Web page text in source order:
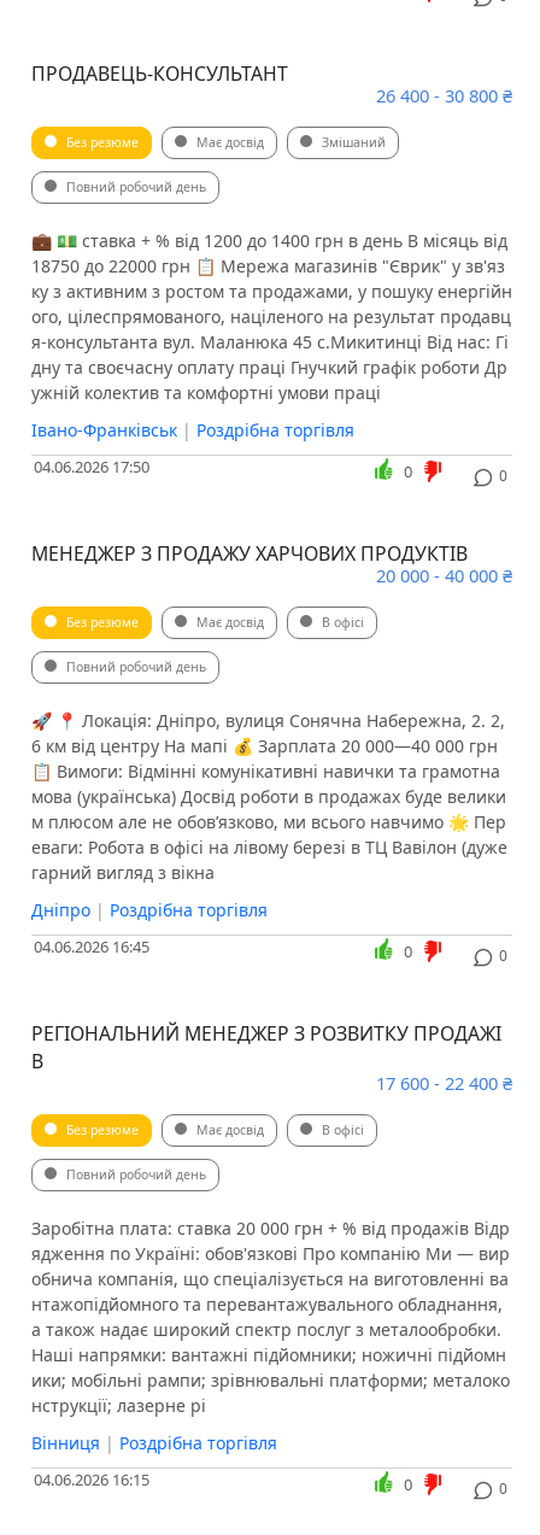
ПРОДАВЕЦЬ-КОНСУЛЬТАНТ
26 400 - 30 800 ₴
Без резюме Має досвід Змішаний
Повний робочий день
💼 💵 ставка + % від 1200 до 1400 грн в день В місяць від
18750 до 22000 грн 📋 Мережа магазинів "Єврик" у зв'яз
ку з активним з ростом та продажами, у пошуку енергійн
ого, цілеспрямованого, націленого на результат продавц
я-консультанта вул. Маланюка 45 с.Микитинці Від нас: Гі
дну та своєчасну оплату праці Гнучкий графік роботи Др
ужній колектив та комфортні умови праці
Івано-Франківськ | Роздрібна торгівля
04.06.2026 17:50 0
0
МЕНЕДЖЕР З ПРОДАЖУ ХАРЧОВИХ ПРОДУКТІВ
20 000 - 40 000 ₴
Без резюме Має досвід В офісі
Повний робочий день
🚀 📍 Локація: Дніпро, вулиця Сонячна Набережна, 2. 2,
6 км від центру На мапі 💰 Зарплата 20 000—40 000 грн
📋 Вимоги: Відмінні комунікативні навички та грамотна
мова (українська) Досвід роботи в продажах буде велики
м плюсом але не обов’язково, ми всього навчимо 🌟 Пер
еваги: Робота в офісі на лівому березі в ТЦ Вавілон (дуже
гарний вигляд з вікна
Дніпро | Роздрібна торгівля
04.06.2026 16:45 0
0
РЕГІОНАЛЬНИЙ МЕНЕДЖЕР З РОЗВИТКУ ПРОДАЖІ
В
17 600 - 22 400 ₴
Без резюме Має досвід В офісі
Повний робочий день
Заробітна плата: ставка 20 000 грн + % від продажів Відр
ядження по Україні: обов'язкові Про компанію Ми — вир
обнича компанія, що спеціалізується на виготовленні ва
нтажопідйомного та перевантажувального обладнання,
а також надає широкий спектр послуг з металообробки.
Наші напрямки: вантажні підйомники; ножичні підйомн
ики; мобільні рампи; зрівнювальні платформи; металоко
нструкції; лазерне рі
Вінниця | Роздрібна торгівля
04.06.2026 16:15 0
0